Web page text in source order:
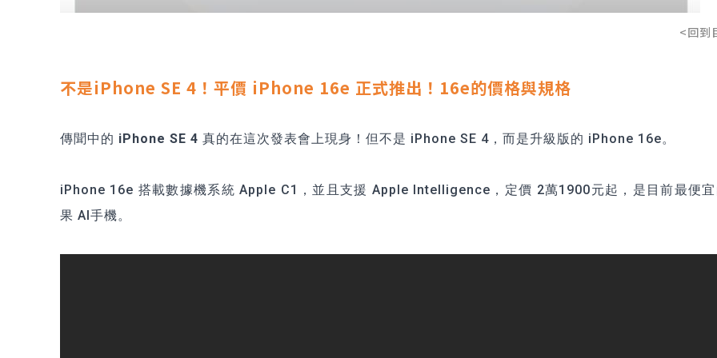
<回到
不是iPhone SE 4！平價 iPhone 16e 正式推出！16e的價格與規格
傳聞中的 iPhone SE 4 真的在這次發表會上現身！但不是 iPhone SE 4，而是升級版的 iPhone 16e。
iPhone 16e 搭載數據機系統 Apple C1，並且支援 Apple Intelligence，定價 2萬1900元起，是目前最便
果 AI手機。